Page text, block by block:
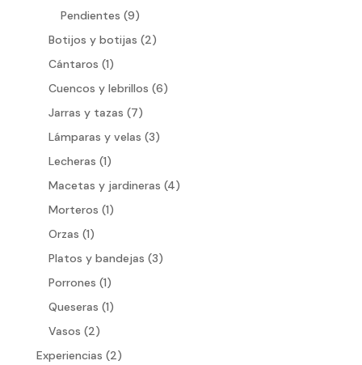
productos
Pendientes 99
productos
Botijos y botijas 22
Cántaros 11
producto
Cuencos y lebrillos 66
Jarras y tazas 77
productos
Lámparas y velas 33
Lecheras 11
producto
Macetas y jardineras 44
Morteros 11
Orzas 11
producto
Platos y bandejas 33
Porrones 11
producto
Queseras 11
Vasos 22
productos
Experiencias 22